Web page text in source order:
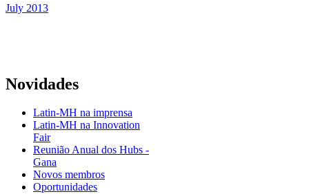
July 2013
Novidades
Latin-MH na imprensa
Latin-MH na Innovation
Fair
Reunião Anual dos Hubs -
Gana
Novos membros
Oportunidades